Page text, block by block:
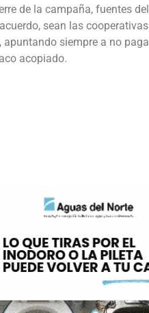
de la campaña, fuentes
sean las
apuntando siempre a no
acopiado.